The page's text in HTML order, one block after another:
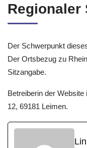
Regionaler
Der Schwerpunkt
Der Ortsbezug zu
Sitzangabe.
Betreiberin der
12, 69181 Leimen.